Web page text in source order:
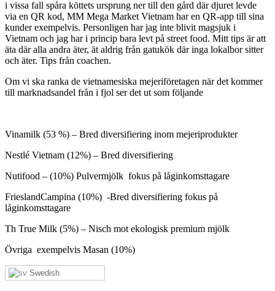
i vissa fall spåra köttets ursprung ner till den gård där djuret levde
via en QR kod, MM Mega Market Vietnam har en QR-app till sina
kunder exempelvis. Personligen har jag inte blivit magsjuk i
Vietnam och jag har i princip bara levt på street food. Mitt tips är att
äta där alla andra äter, ät aldrig från gatukök där inga lokalbor sitter
och äter. Tips från coachen.
Om vi ska ranka de vietnamesiska mejeriföretagen när det kommer
till marknadsandel från i fjol ser det ut som följande
Vinamilk (53 %) – Bred diversifiering inom mejeriprodukter
Nestlé Vietnam (12%) – Bred diversifiering
Nutifood – (10%) Pulvermjölk fokus på låginkomsttagare
FrieslandCampina (10%) -Bred diversifiering fokus på
låginkomsttagare
Th True Milk (5%) – Nisch mot ekologisk premium mjölk
Övriga exempelvis Masan (10%)
Swedish